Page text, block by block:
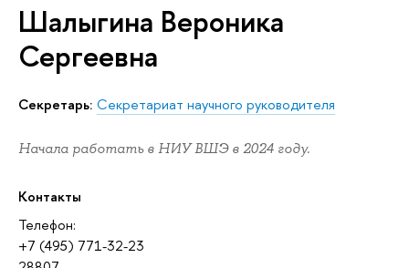
Шалыгина Вероника
Сергеевна
Секретарь: Секретариат научного руководителя
Начала работать в НИУ ВШЭ в 2024 году.
Контакты
Телефон:
+7 (495) 771-32-23